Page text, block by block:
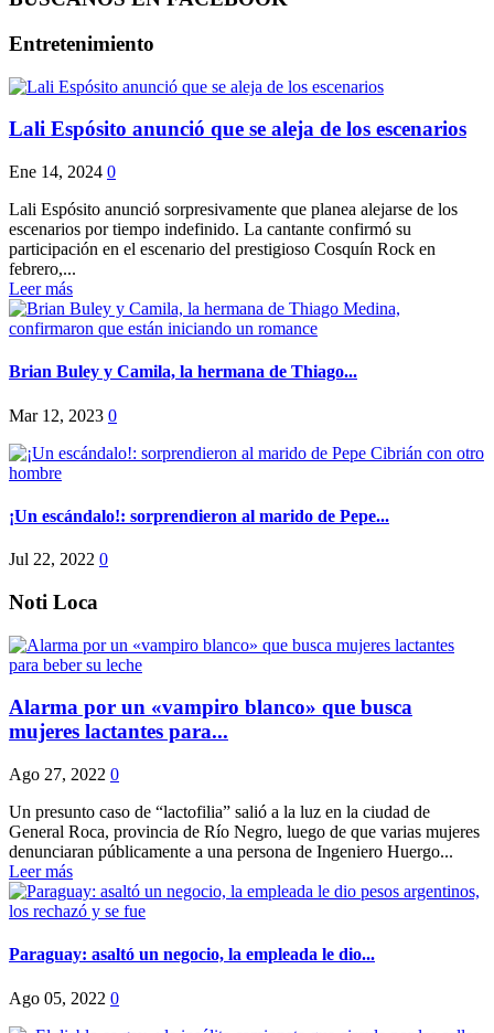
Entretenimiento
Lali Espósito anunció que se aleja de los escenarios
Ene 14, 2024 0
Lali Espósito anunció sorpresivamente que planea alejarse de los
escenarios por tiempo indefinido. La cantante confirmó su
participación en el escenario del prestigioso Cosquín Rock en
febrero,...
Leer más
Brian Buley y Camila, la hermana de Thiago...
Mar 12, 2023 0
¡Un escándalo!: sorprendieron al marido de Pepe...
Jul 22, 2022 0
Noti Loca
Alarma por un «vampiro blanco» que busca
mujeres lactantes para...
Ago 27, 2022 0
Un presunto caso de “lactofilia” salió a la luz en la ciudad de
General Roca, provincia de Río Negro, luego de que varias mujeres
denunciaran públicamente a una persona de Ingeniero Huergo...
Leer más
Paraguay: asaltó un negocio, la empleada le dio...
Ago 05, 2022 0